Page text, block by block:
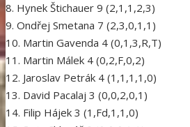
8. Hynek Štichauer 9 (2,1,1,2,3)
9. Ondřej Smetana 7 (2,3,0,1,1)
10. Martin Gavenda 4 (0,1,3,R,T)
11. Martin Málek 4 (0,2,F,0,2)
12. Jaroslav Petrák 4 (1,1,1,1,0)
13. David Pacalaj 3 (0,0,2,0,1)
14. Filip Hájek 3 (1,Fd,1,1,0)